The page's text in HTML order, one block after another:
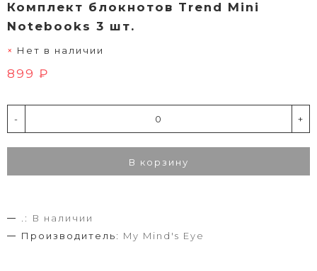
Комплект блокнотов Trend Mini
Notebooks 3 шт.
Нет в наличии
899 ₽
- +
В корзину
.:
В наличии
Производитель: My Mind's Eye